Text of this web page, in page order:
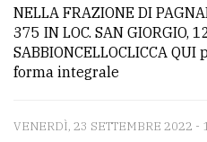
NELLA FRAZIONE DI
375 IN LOC. SAN GIORGIO,
SABBIONCELLOCLICCA
forma integrale
VENERDÌ, 23 SETTEMBRE 2022 -